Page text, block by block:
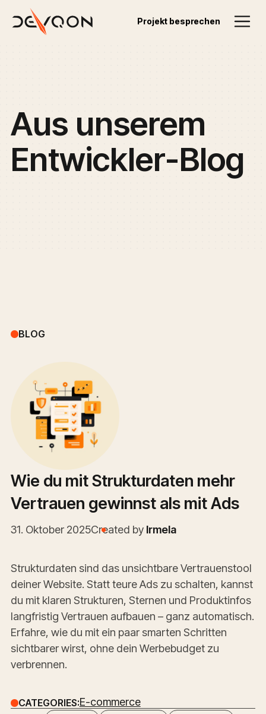
Projekt besprechen
Aus unserem
Entwickler-Blog
BLOG
Wie du mit Strukturdaten mehr
Vertrauen gewinnst als mit Ads
31. Oktober 2025Created by Irmela
Strukturdaten sind das unsichtbare Vertrauenstool
deiner Website. Statt teure Ads zu schalten, kannst
du mit klaren Strukturen, Sternen und Produktinfos
langfristig Vertrauen aufbauen – ganz automatisch.
Erfahre, wie du mit ein paar smarten Schritten
sichtbarer wirst, ohne dein Werbebudget zu
verbrennen.
CATEGORIES:E-commerce